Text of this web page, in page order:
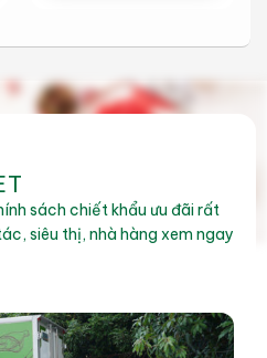
sách chiết khẩu ưu đãi rất
siêu thị, nhà hàng xem ngay